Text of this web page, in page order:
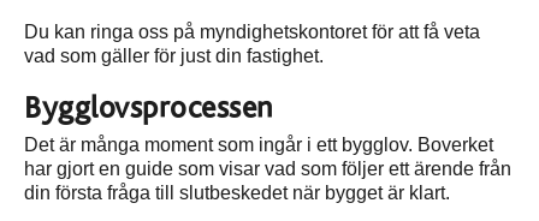
Du kan ringa oss på myndighetskontoret för att få veta
vad som gäller för just din fastighet.
Bygglovsprocessen
Det är många moment som ingår i ett bygglov. Boverket
har gjort en guide som visar vad som följer ett ärende från
din första fråga till slutbeskedet när bygget är klart.